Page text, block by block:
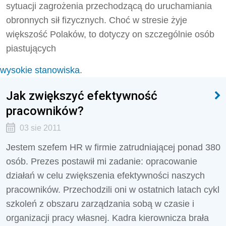
sytuacji zagrożenia przechodzącą do uruchamiania
obronnych sił fizycznych. Choć w stresie żyje
większość Polaków, to dotyczy on szczególnie osób
piastujących
wysokie stanowiska.
Jak zwiększyć efektywność
pracowników?
03 sie 2011
Jestem szefem HR w firmie zatrudniającej ponad 380
osób. Prezes postawił mi zadanie: opracowanie
działań w celu zwiększenia efektywności naszych
pracowników. Przechodzili oni w ostatnich latach cykl
szkoleń z obszaru zarządzania sobą w czasie i
organizacji pracy własnej. Kadra kierownicza brała